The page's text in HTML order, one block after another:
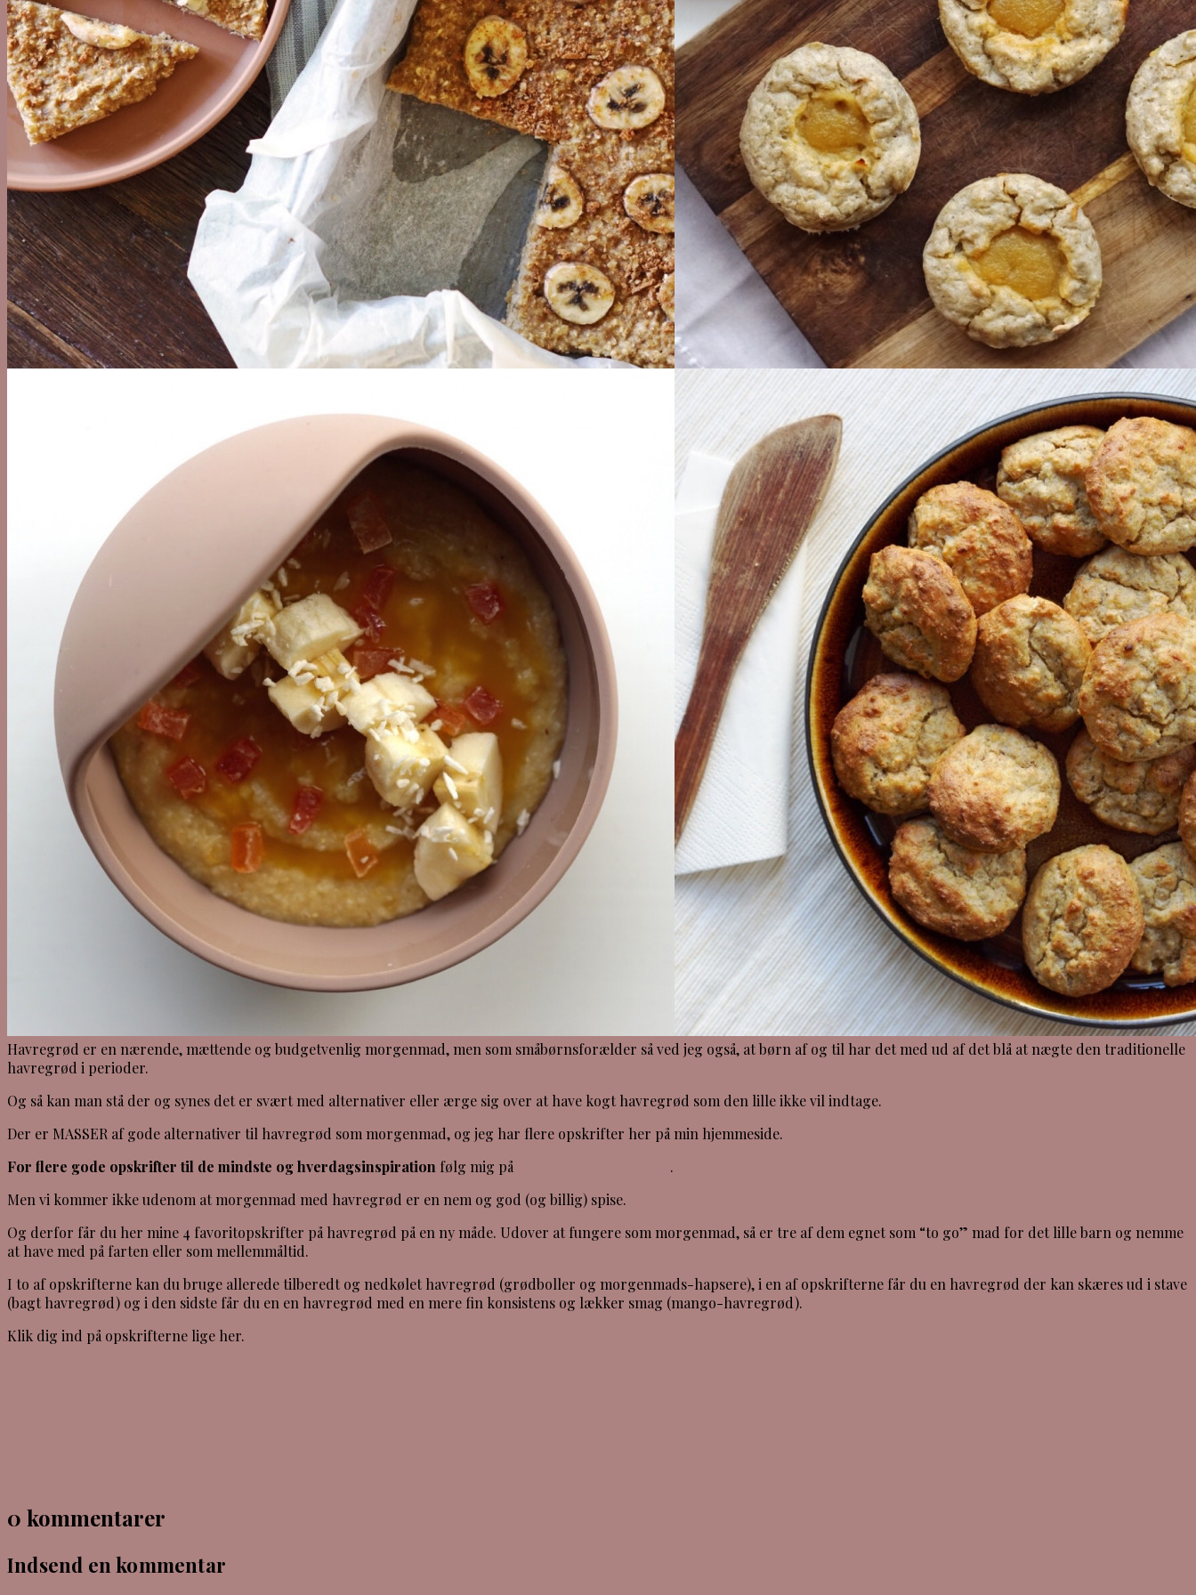
Havregrød er en nærende, mættende og budgetvenlig morgenmad, men som småbørnsforælder så ved jeg også, at børn af og til har det med ud af det blå at nægte den traditionelle
havregrød i perioder.
Og så kan man stå der og synes det er svært med alternativer eller ærge sig over at have kogt havregrød som den lille ikke vil indtage.
Der er MASSER af gode alternativer til havregrød som morgenmad, og jeg har flere opskrifter her på min hjemmeside.
For flere gode opskrifter til de mindste og hverdagsinspiration følg mig på
.
Men vi kommer ikke udenom at morgenmad med havregrød er en nem og god (og billig) spise.
Og derfor får du her mine 4 favoritopskrifter på havregrød på en ny måde. Udover at fungere som morgenmad, så er tre af dem egnet som “to go” mad for det lille barn og nemme
at have med på farten eller som mellemmåltid.
I to af opskrifterne kan du bruge allerede tilberedt og nedkølet havregrød (grødboller og morgenmads-hapsere), i en af opskrifterne får du en havregrød der kan skæres ud i stave
(bagt havregrød) og i den sidste får du en en havregrød med en mere fin konsistens og lækker smag (mango-havregrød).
Klik dig ind på opskrifterne lige her.
0 kommentarer
Indsend en kommentar